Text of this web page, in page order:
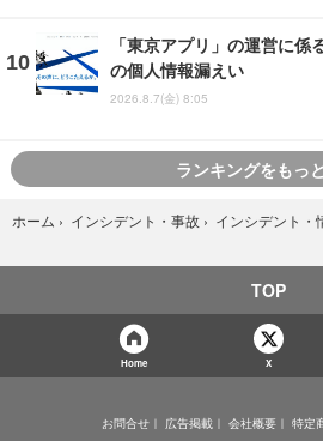
「東京アプリ」の運営に
の個人情報漏えい
2026.8.7(金) 8:05
ランキングをもっ
ホーム › インシデント・事故 › インシデント・
TOP
Home X
お問合せ 広告掲載 会社概要
特定